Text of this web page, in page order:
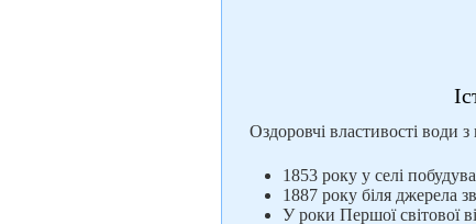
Оздоровчі властивості води
1853 року у селі
1887 року біля джерела
У роки Першої світової